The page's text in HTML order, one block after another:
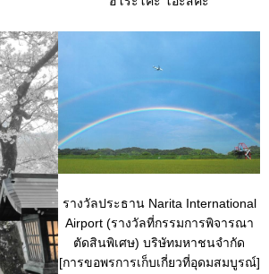
รางวัลประธาน Narita International
Airport (รางวัลที่กรรมการพิจารณา
ตัดสินพิเศษ) บริษัทมหาชนจำกัด
[การขอพรการเก็บเกี่ยวที่อุดมสมบูรณ์]